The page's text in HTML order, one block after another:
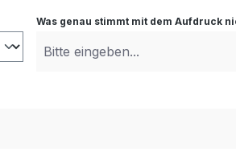
Was genau stimmt mit dem Aufdruck